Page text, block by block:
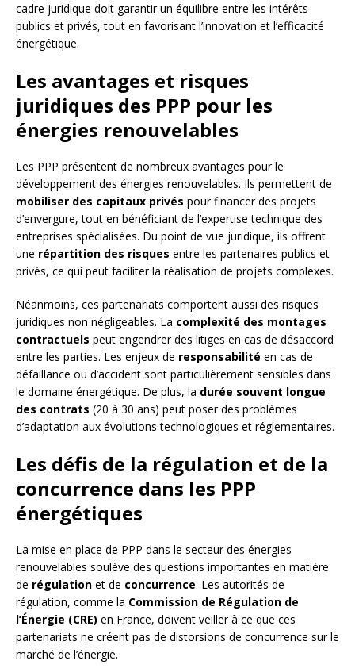
cadre juridique doit garantir un équilibre entre les intérêts
publics et privés, tout en favorisant l’innovation et l’efficacité
énergétique.
Les avantages et risques
juridiques des PPP pour les
énergies renouvelables
Les PPP présentent de nombreux avantages pour le
développement des énergies renouvelables. Ils permettent de
mobiliser des capitaux privés pour financer des projets
d’envergure, tout en bénéficiant de l’expertise technique des
entreprises spécialisées. Du point de vue juridique, ils offrent
une répartition des risques entre les partenaires publics et
privés, ce qui peut faciliter la réalisation de projets complexes.
Néanmoins, ces partenariats comportent aussi des risques
juridiques non négligeables. La complexité des montages
contractuels peut engendrer des litiges en cas de désaccord
entre les parties. Les enjeux de responsabilité en cas de
défaillance ou d’accident sont particulièrement sensibles dans
le domaine énergétique. De plus, la durée souvent longue
des contrats (20 à 30 ans) peut poser des problèmes
d’adaptation aux évolutions technologiques et réglementaires.
Les défis de la régulation et de la
concurrence dans les PPP
énergétiques
La mise en place de PPP dans le secteur des énergies
renouvelables soulève des questions importantes en matière
de régulation et de concurrence. Les autorités de
régulation, comme la Commission de Régulation de
l’Énergie (CRE) en France, doivent veiller à ce que ces
partenariats ne créent pas de distorsions de concurrence sur le
marché de l’énergie.